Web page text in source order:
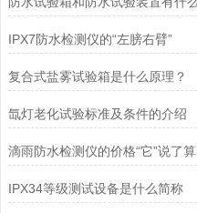
IPX7防水检测仪的“左膀右臂”
复合式盐雾试验箱是什么原理？
氙灯老化试验标准及条件的介绍
滴雨防水检测仪的价格“它”说了算
IPX34等级测试设备是什么简称